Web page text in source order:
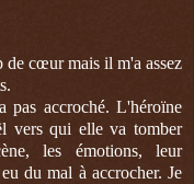
de cœur mais il m'a assez
accroché. L'héroïne
vers qui elle va tomber
les émotions, leur
du mal à accrocher. Je